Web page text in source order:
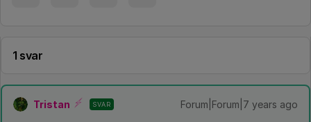
1 svar
Tristan SVAR Forum|Forum|7 years ago